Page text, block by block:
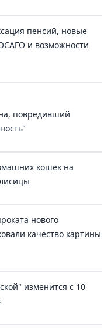
пенсий, новые
и возможности
повредивший
кошек на
нового
качество картины
изменится с 10